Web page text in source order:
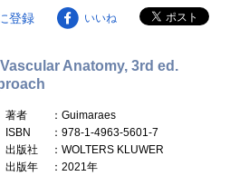
登録 いいね
Anatomy, 3rd ed.
著者
：Guimaraes
ISBN
：978-1-4963-5601-7
出版社
：WOLTERS KLUWER
出版年
：2021年